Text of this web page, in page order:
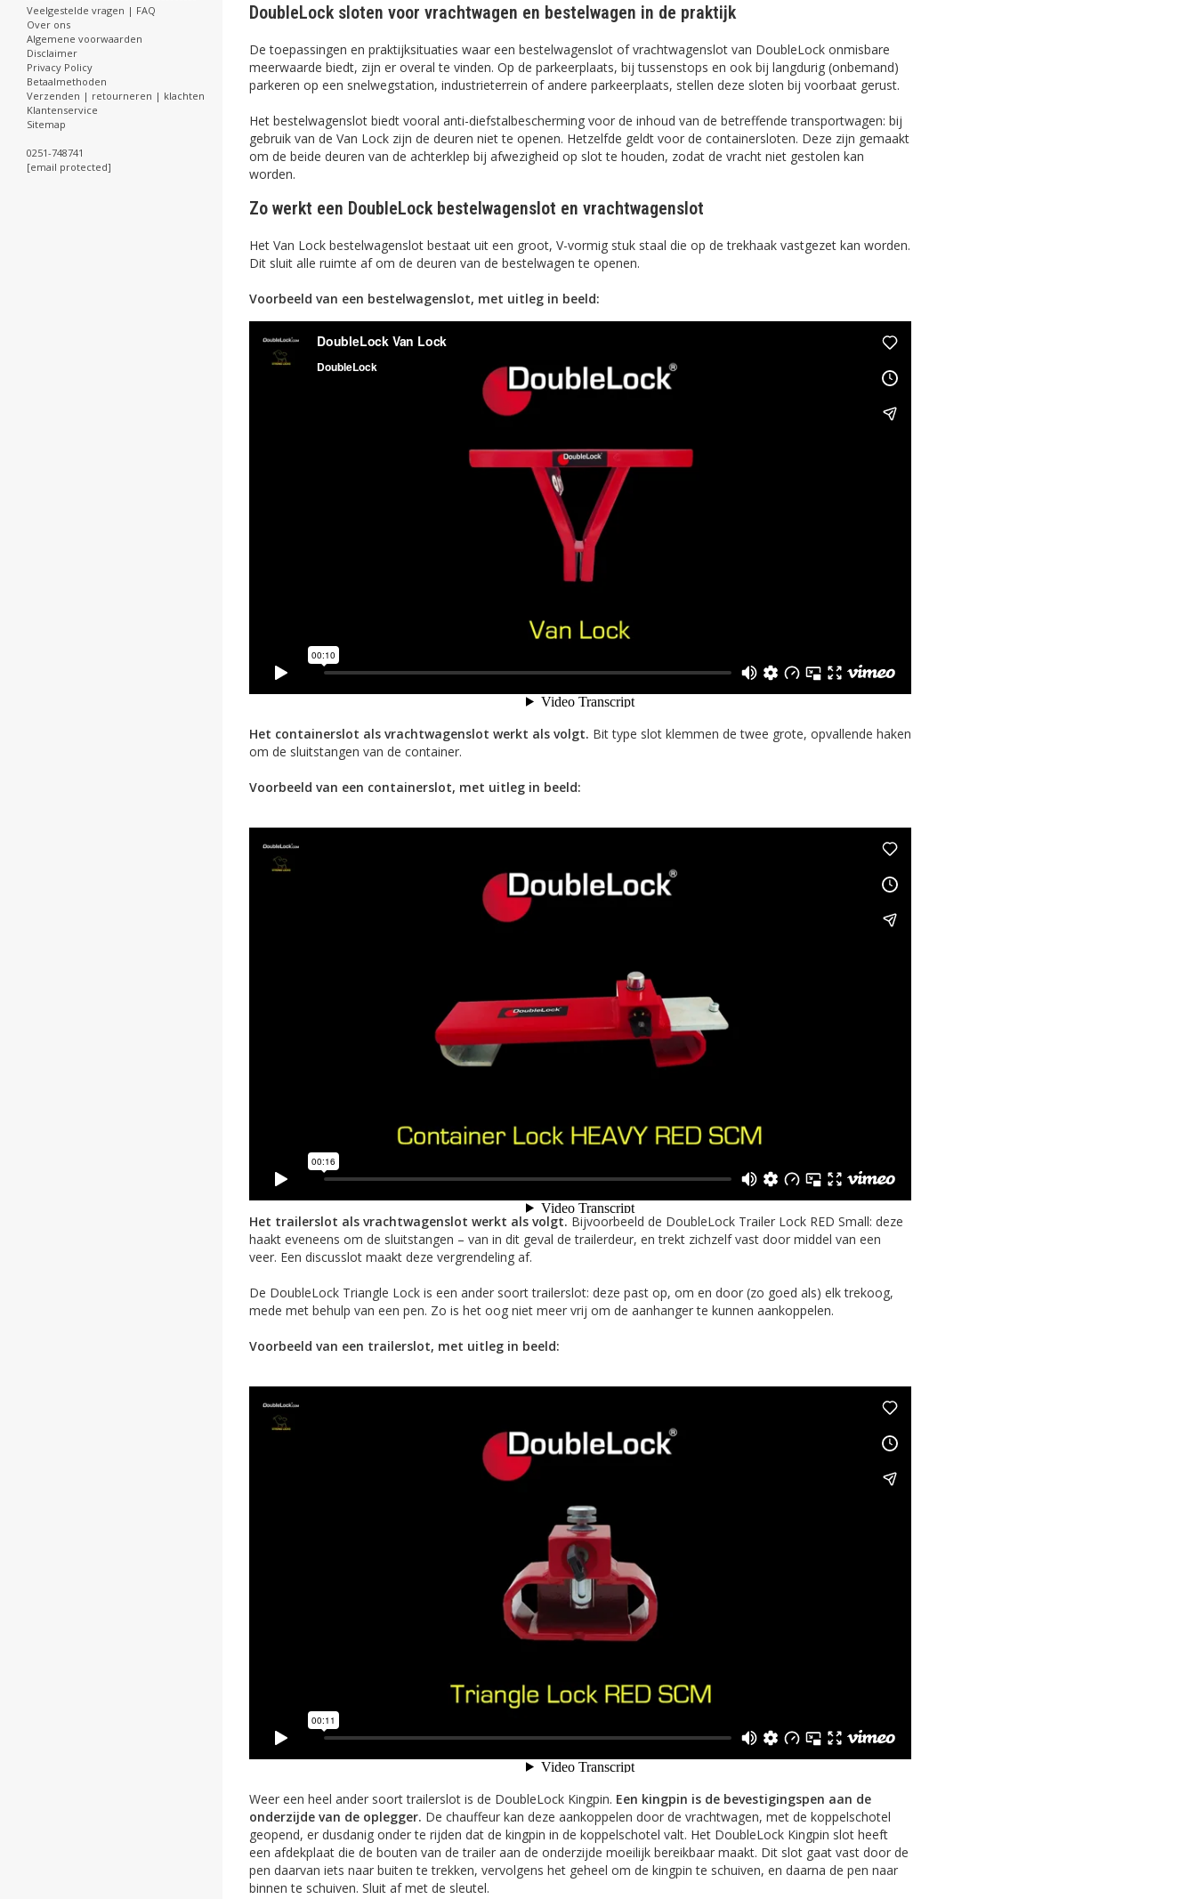
Veelgestelde vragen | FAQ
Over ons
Algemene voorwaarden
Disclaimer
Privacy Policy
Betaalmethoden
Verzenden | retourneren | klachten
Klantenservice
Sitemap
0251-748741
[email protected]
DoubleLock sloten voor vrachtwagen en bestelwagen in de praktijk
De toepassingen en praktijksituaties waar een bestelwagenslot of vrachtwagenslot van DoubleLock onmisbare
meerwaarde biedt, zijn er overal te vinden. Op de parkeerplaats, bij tussenstops en ook bij langdurig (onbemand)
parkeren op een snelwegstation, industrieterrein of andere parkeerplaats, stellen deze sloten bij voorbaat gerust.
Het bestelwagenslot biedt vooral anti-diefstalbescherming voor de inhoud van de betreffende transportwagen: bij
gebruik van de Van Lock zijn de deuren niet te openen. Hetzelfde geldt voor de containersloten. Deze zijn gemaakt
om de beide deuren van de achterklep bij afwezigheid op slot te houden, zodat de vracht niet gestolen kan
worden.
Zo werkt een DoubleLock bestelwagenslot en vrachtwagenslot
Het Van Lock bestelwagenslot bestaat uit een groot, V-vormig stuk staal die op de trekhaak vastgezet kan worden.
Dit sluit alle ruimte af om de deuren van de bestelwagen te openen.
Voorbeeld van een bestelwagenslot, met uitleg in beeld:
Het containerslot als vrachtwagenslot werkt als volgt. Bit type slot klemmen de twee grote, opvallende haken
om de sluitstangen van de container.
Voorbeeld van een containerslot, met uitleg in beeld:
Het trailerslot als vrachtwagenslot werkt als volgt. Bijvoorbeeld de DoubleLock Trailer Lock RED Small: deze
haakt eveneens om de sluitstangen – van in dit geval de trailerdeur, en trekt zichzelf vast door middel van een
veer. Een discusslot maakt deze vergrendeling af.
De DoubleLock Triangle Lock is een ander soort trailerslot: deze past op, om en door (zo goed als) elk trekoog,
mede met behulp van een pen. Zo is het oog niet meer vrij om de aanhanger te kunnen aankoppelen.
Voorbeeld van een trailerslot, met uitleg in beeld:
Weer een heel ander soort trailerslot is de DoubleLock Kingpin. Een kingpin is de bevestigingspen aan de
onderzijde van de oplegger. De chauffeur kan deze aankoppelen door de vrachtwagen, met de koppelschotel
geopend, er dusdanig onder te rijden dat de kingpin in de koppelschotel valt. Het DoubleLock Kingpin slot heeft
een afdekplaat die de bouten van de trailer aan de onderzijde moeilijk bereikbaar maakt. Dit slot gaat vast door de
pen daarvan iets naar buiten te trekken, vervolgens het geheel om de kingpin te schuiven, en daarna de pen naar
binnen te schuiven. Sluit af met de sleutel.